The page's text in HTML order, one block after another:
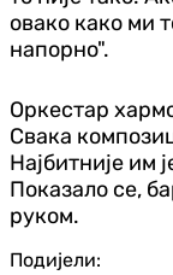
овако како ми
напорно".
Оркестар
Свака
Најбитније им
Показало се,
руком.
Подијели: